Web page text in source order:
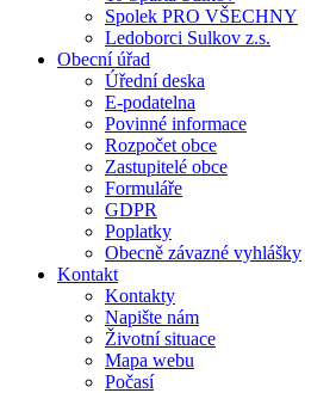
Spolek PRO VŠECHNY
Ledoborci Sulkov z.s.
Obecní úřad
Úřední deska
E-podatelna
Povinné informace
Rozpočet obce
Zastupitelé obce
Formuláře
GDPR
Poplatky
Obecně závazné vyhlášky
Kontakt
Kontakty
Napište nám
Životní situace
Mapa webu
Počasí